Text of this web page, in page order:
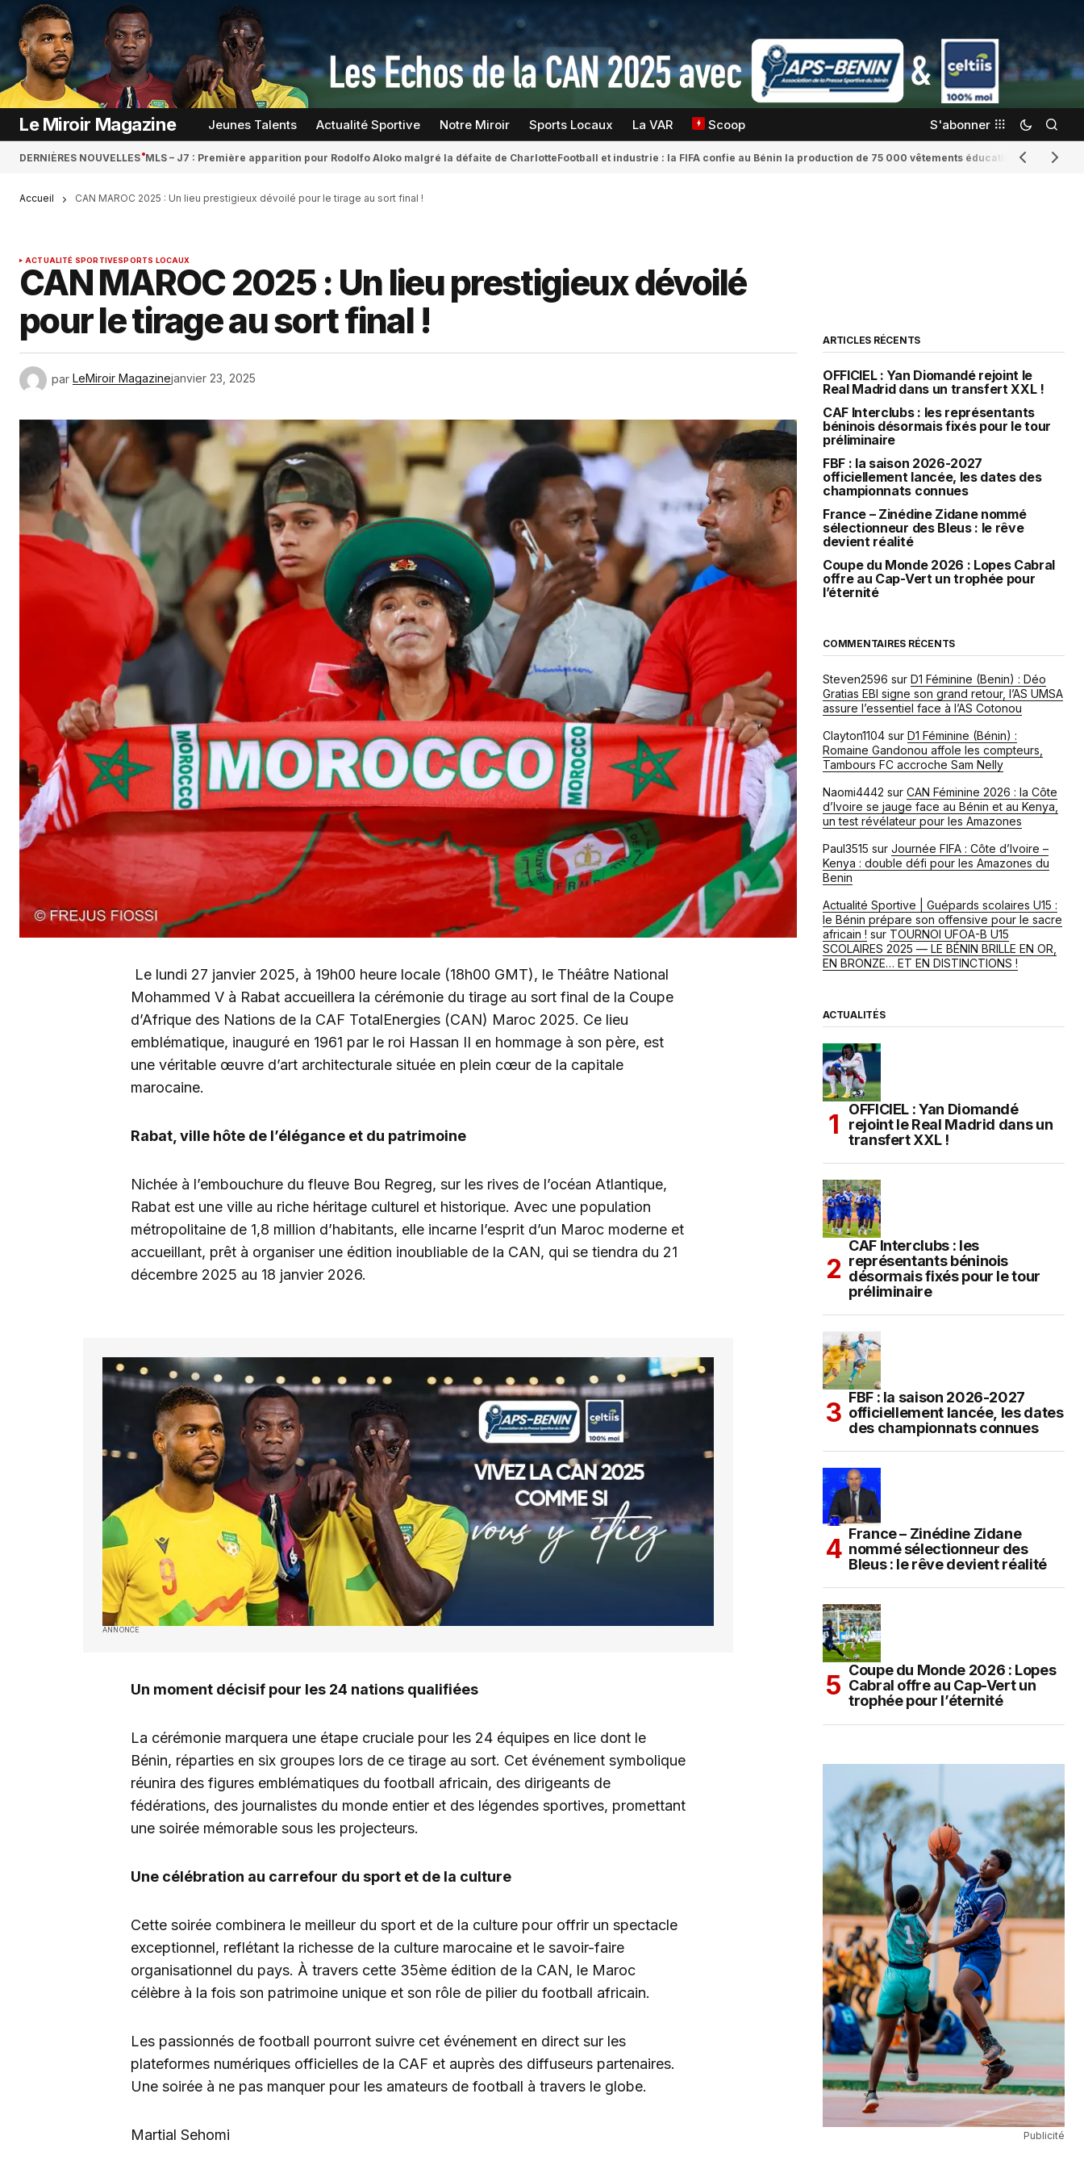
Le Miroir Magazine Jeunes Talents Actualité Sportive Notre Miroir Sports Locaux La VAR Scoop S'abonner
DERNIÈRES NOUVELLES MLS – J7 : Première apparition pour Rodolfo Aloko malgré la défaite de CharlotteFootball et industrie : la FIFA confie au Bénin la production de 75 000 vêtements éducatifs Romaine
Accueil CAN MAROC 2025 : Un lieu prestigieux dévoilé pour le tirage au sort final !
ACTUALITÉ SPORTIVESPORTS LOCAUX
CAN MAROC 2025 : Un lieu prestigieux dévoilé
pour le tirage au sort final !
par LeMiroir Magazinejanvier 23, 2025
Le lundi 27 janvier 2025, à 19h00 heure locale (18h00 GMT), le Théâtre National
Mohammed V à Rabat accueillera la cérémonie du tirage au sort final de la Coupe
d’Afrique des Nations de la CAF TotalEnergies (CAN) Maroc 2025. Ce lieu
emblématique, inauguré en 1961 par le roi Hassan II en hommage à son père, est
une véritable œuvre d’art architecturale située en plein cœur de la capitale
marocaine.
Rabat, ville hôte de l’élégance et du patrimoine
Nichée à l’embouchure du fleuve Bou Regreg, sur les rives de l’océan Atlantique,
Rabat est une ville au riche héritage culturel et historique. Avec une population
métropolitaine de 1,8 million d’habitants, elle incarne l’esprit d’un Maroc moderne et
accueillant, prêt à organiser une édition inoubliable de la CAN, qui se tiendra du 21
décembre 2025 au 18 janvier 2026.
ANNONCE
Un moment décisif pour les 24 nations qualifiées
La cérémonie marquera une étape cruciale pour les 24 équipes en lice dont le
Bénin, réparties en six groupes lors de ce tirage au sort. Cet événement symbolique
réunira des figures emblématiques du football africain, des dirigeants de
fédérations, des journalistes du monde entier et des légendes sportives, promettant
une soirée mémorable sous les projecteurs.
Une célébration au carrefour du sport et de la culture
Cette soirée combinera le meilleur du sport et de la culture pour offrir un spectacle
exceptionnel, reflétant la richesse de la culture marocaine et le savoir-faire
organisationnel du pays. À travers cette 35ème édition de la CAN, le Maroc
célèbre à la fois son patrimoine unique et son rôle de pilier du football africain.
Les passionnés de football pourront suivre cet événement en direct sur les
plateformes numériques officielles de la CAF et auprès des diffuseurs partenaires.
Une soirée à ne pas manquer pour les amateurs de football à travers le globe.
Martial Sehomi
ARTICLES RÉCENTS
OFFICIEL : Yan Diomandé rejoint le
Real Madrid dans un transfert XXL !
CAF Interclubs : les représentants
béninois désormais fixés pour le tour
préliminaire
FBF : la saison 2026-2027
officiellement lancée, les dates des
championnats connues
France – Zinédine Zidane nommé
sélectionneur des Bleus : le rêve
devient réalité
Coupe du Monde 2026 : Lopes Cabral
offre au Cap-Vert un trophée pour
l’éternité
COMMENTAIRES RÉCENTS
Steven2596 sur D1 Féminine (Benin) : Déo
Gratias EBI signe son grand retour, l’AS UMSA
assure l’essentiel face à l’AS Cotonou
Clayton1104 sur D1 Féminine (Bénin) :
Romaine Gandonou affole les compteurs,
Tambours FC accroche Sam Nelly
Naomi4442 sur CAN Féminine 2026 : la Côte
d’Ivoire se jauge face au Bénin et au Kenya,
un test révélateur pour les Amazones
Paul3515 sur Journée FIFA : Côte d’Ivoire –
Kenya : double défi pour les Amazones du
Benin
Actualité Sportive | Guépards scolaires U15 :
le Bénin prépare son offensive pour le sacre
africain ! sur TOURNOI UFOA-B U15
SCOLAIRES 2025 — LE BÉNIN BRILLE EN OR,
EN BRONZE… ET EN DISTINCTIONS !
ACTUALITÉS
OFFICIEL : Yan Diomandé
rejoint le Real Madrid dans un
transfert XXL !
CAF Interclubs : les
représentants béninois
désormais fixés pour le tour
préliminaire
FBF : la saison 2026-2027
officiellement lancée, les dates
des championnats connues
France – Zinédine Zidane
nommé sélectionneur des
Bleus : le rêve devient réalité
Coupe du Monde 2026 : Lopes
Cabral offre au Cap-Vert un
trophée pour l’éternité
Publicité